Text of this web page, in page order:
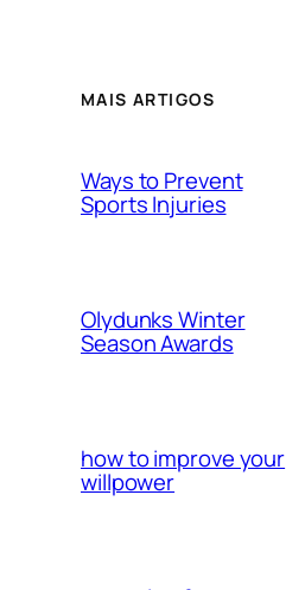
MAIS ARTIGOS
Ways to Prevent
Sports Injuries
Olydunks Winter
Season Awards
how to improve your
willpower